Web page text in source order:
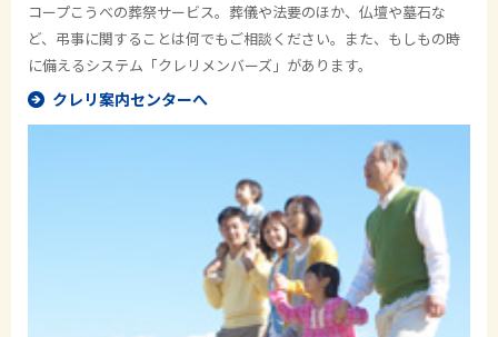
コープこうべの葬祭サービス。葬儀や法要のほか、仏壇や墓石な
ど、弔事に関することは何でもご相談ください。また、もしもの時
に備えるシステム「クレリメンバーズ」があります。
クレリ案内センターへ